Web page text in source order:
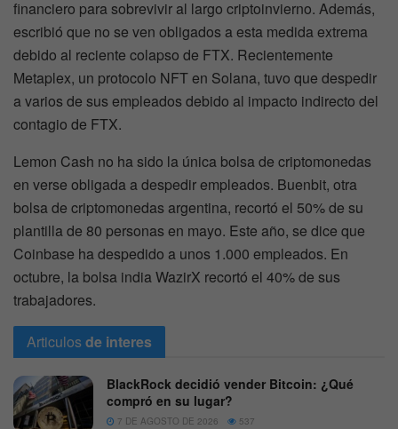
financiero para sobrevivir al largo criptoinvierno. Además,
escribió que no se ven obligados a esta medida extrema
debido al reciente colapso de FTX. Recientemente
Metaplex, un protocolo NFT en Solana, tuvo que despedir
a varios de sus empleados debido al impacto indirecto del
contagio de FTX.
Lemon Cash no ha sido la única bolsa de criptomonedas
en verse obligada a despedir empleados. Buenbit, otra
bolsa de criptomonedas argentina, recortó el 50% de su
plantilla de 80 personas en mayo. Este año, se dice que
Coinbase ha despedido a unos 1.000 empleados. En
octubre, la bolsa india WazirX recortó el 40% de sus
trabajadores.
Articulosde interes
BlackRock decidió vender Bitcoin: ¿Qué
compró en su lugar?
7 DE AGOSTO DE 2026 537